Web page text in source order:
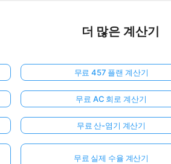
더 많은 계산기
무료 457 플랜 계산기
무료 AC 회로 계산기
무료 산-염기 계산기
무료 실제 수율 계산기